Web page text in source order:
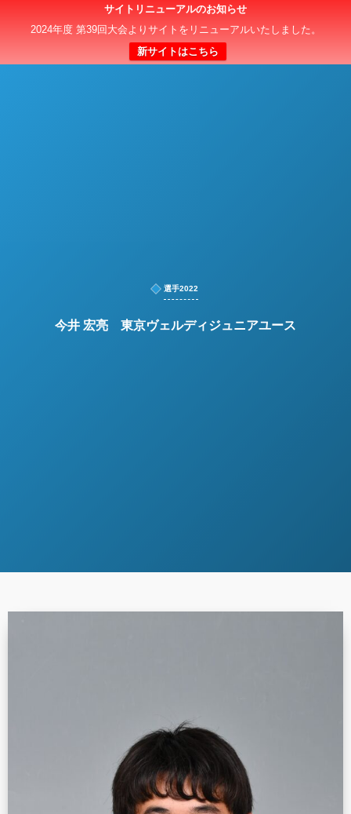
サイトリニューアルのお知らせ
2024年度 第39回大会よりサイトをリニューアルいたしました。
新サイトはこちら
日本クラブユースサッカー選手権（U-15）大会
選手2022
今井 宏亮 東京ヴェルディジュニアユース